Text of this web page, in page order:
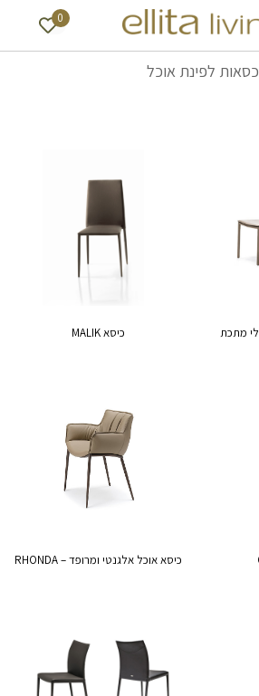
0
כסאות לפינת אוכל
כיסא MALIK
כיסא אוכל אלגנטי ומרופד – RHONDA